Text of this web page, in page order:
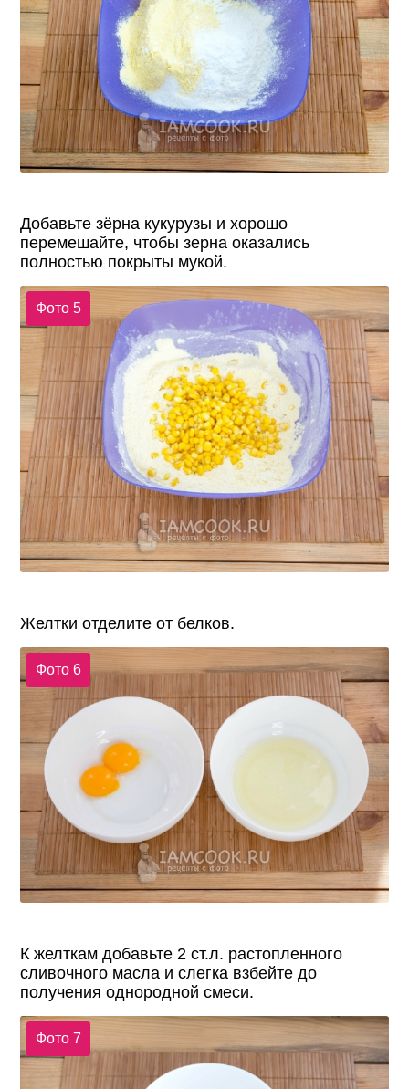
Добавьте зёрна кукурузы и хорошо
перемешайте, чтобы зерна оказались
полностью покрыты мукой.
Фото 5
Желтки отделите от белков.
Фото 6
К желткам добавьте 2 ст.л. растопленного
сливочного масла и слегка взбейте до
получения однородной смеси.
Фото 7